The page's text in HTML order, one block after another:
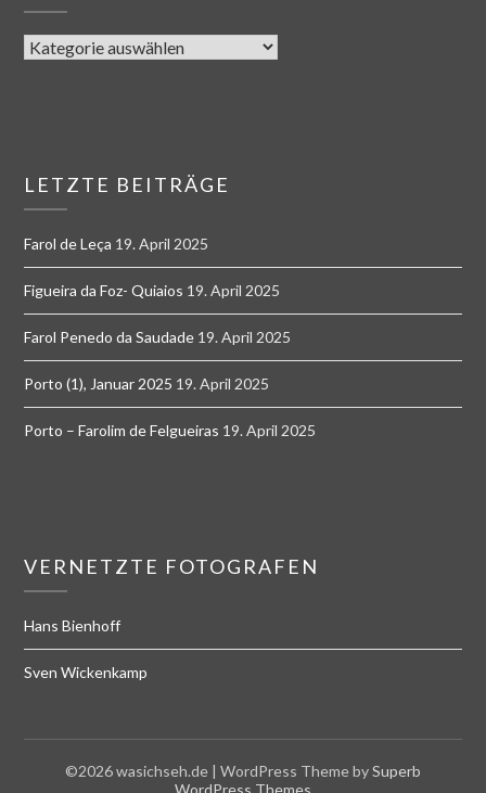
LETZTE BEITRÄGE
Farol de Leça 19. April 2025
Figueira da Foz- Quiaios 19. April 2025
Farol Penedo da Saudade 19. April 2025
Porto (1), Januar 2025 19. April 2025
Porto – Farolim de Felgueiras 19. April 2025
VERNETZTE FOTOGRAFEN
Hans Bienhoff
Sven Wickenkamp
©2026 wasichseh.de | WordPress Theme bySuperb
WordPress Themes